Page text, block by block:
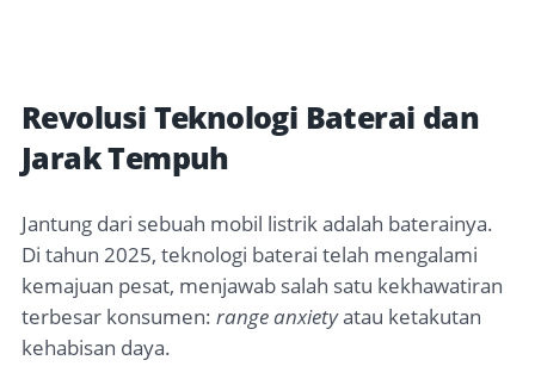
Revolusi Teknologi Baterai dan
Jarak Tempuh
Jantung dari sebuah mobil listrik adalah baterainya.
Di tahun 2025, teknologi baterai telah mengalami
kemajuan pesat, menjawab salah satu kekhawatiran
terbesar konsumen: range anxietyatau ketakutan
kehabisan daya.